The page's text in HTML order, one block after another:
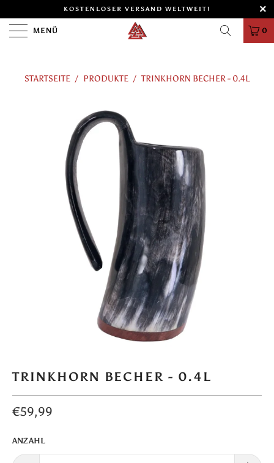
KOSTENLOSER VERSAND WELTWEIT!
MENÜ 0
STARTSEITE / PRODUKTE / TRINKHORN BECHER - 0.4L
TRINKHORN BECHER - 0.4L
€59,99
ANZAHL